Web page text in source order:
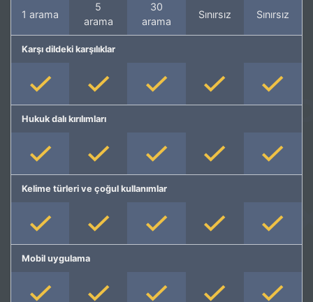
1 arama
5
arama
30
arama
Sınırsız Sınırsız
Karşı dildeki karşılıklar
Hukuk dalı kırılımları
Kelime türleri ve çoğul kullanımlar
Mobil uygulama